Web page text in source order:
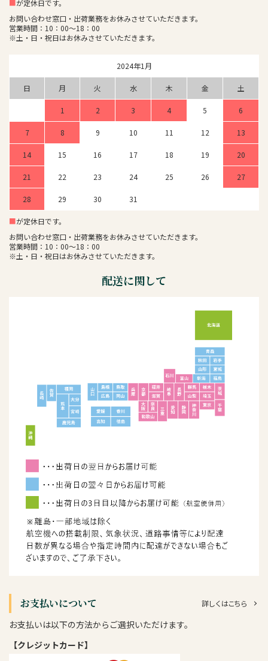
が定休日です。
お問い合わせ窓口・出荷業務をお休みさせていただきます。
営業時間：10：00～18：00
※土・日・祝日はお休みさせていただきます。
2024年1月
日 月 火 水 木 金 土
1 2 3 4 5 6
7 8 9 10 11 12 13
14 15 16 17 18 19 20
21 22 23 24 25 26 27
28 29 30 31
■が定休日です。
お問い合わせ窓口・出荷業務をお休みさせていただきます。
営業時間：10：00～18：00
※土・日・祝日はお休みさせていただきます。
配送に関して
お支払いについて 詳しくはこちら
お支払いは以下の方法からご選択いただけます。
【クレジットカード】